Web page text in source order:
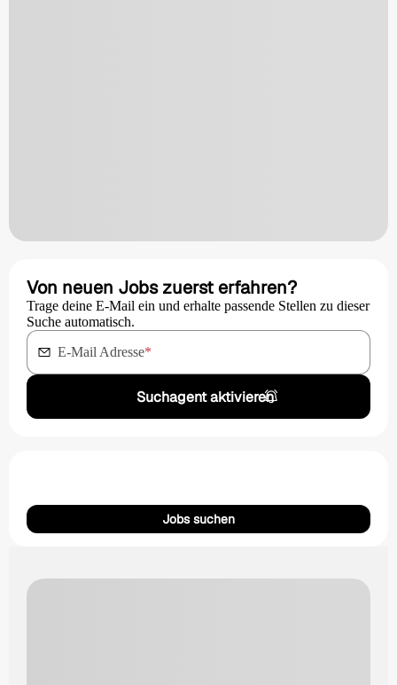
Von neuen Jobs zuerst erfahren?
Trage deine E-Mail ein und erhalte passende Stellen zu dieser
Suche automatisch.
E-Mail Adresse*
Suchagent aktivieren
Jobs suchen